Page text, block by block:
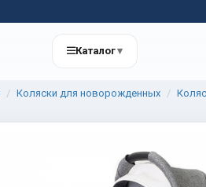
Каталог▾
Коляски для новорожденных